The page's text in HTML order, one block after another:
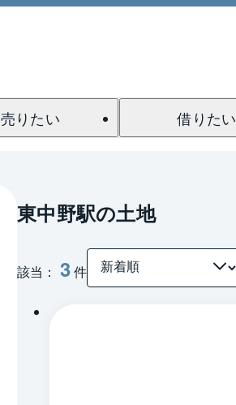
売りたい 借りたい
東中野駅の土地
該当： 3件
1 / 0